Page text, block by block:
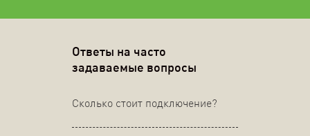
Ответы на часто
задаваемые вопросы
Сколько стоит подключение?